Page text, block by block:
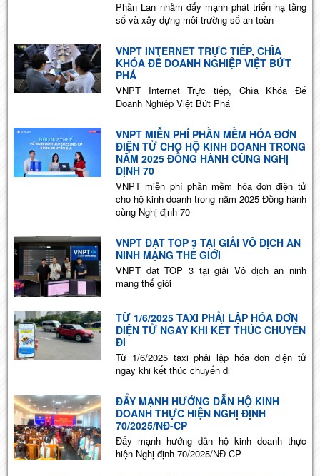
Phần Lan nhằm đẩy mạnh phát triển hạ tầng
số và xây dựng môi trường số an toàn
VNPT INTERNET TRỰC TIẾP, CHÌA
KHÓA ĐỂ DOANH NGHIỆP VIỆT BỨT
PHÁ
VNPT Internet Trực tiếp, Chìa Khóa Để
Doanh Nghiệp Việt Bứt Phá
VNPT MIỄN PHÍ PHẦN MỀM HÓA ĐƠN
ĐIỆN TỬ CHO HỘ KINH DOANH TRONG
NĂM 2025 ĐỒNG HÀNH CÙNG NGHỊ
ĐỊNH 70
VNPT miễn phí phần mềm hóa đơn điện tử
cho hộ kinh doanh trong năm 2025 Đồng hành
cùng Nghị định 70
VNPT ĐẠT TOP 3 TẠI GIẢI VÔ ĐỊCH AN
NINH MẠNG THẾ GIỚI
VNPT đạt TOP 3 tại giải Vô địch an ninh
mạng thế giới
TỪ 1/6/2025 TAXI PHẢI LẬP HÓA ĐƠN
ĐIỆN TỬ NGAY KHI KẾT THÚC CHUYẾN
ĐI
Từ 1/6/2025 taxi phải lập hóa đơn điện tử
ngay khi kết thúc chuyến đi
ĐẨY MẠNH HƯỚNG DẪN HỘ KINH
DOANH THỰC HIỆN NGHỊ ĐỊNH
70/2025/NĐ-CP
Đẩy mạnh hướng dẫn hộ kinh doanh thực
hiện Nghị định 70/2025/NĐ-CP